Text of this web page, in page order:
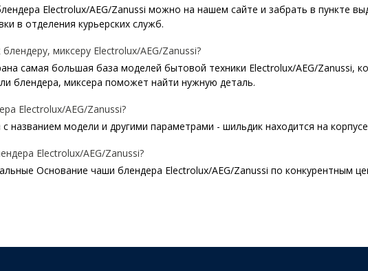
Electrolux/AEG/Zanussi можно на нашем сайте и забрать в пункте
в отделения курьерских служб.
миксеру Electrolux/AEG/Zanussi?
самая большая база моделей бытовой техники Electrolux/AEG/Zanussi,
блендера, миксера поможет найти нужную деталь.
Electrolux/AEG/Zanussi?
названием модели и другими параметрами - шильдик находится на
Electrolux/AEG/Zanussi?
Основание чаши блендера Electrolux/AEG/Zanussi по конкурентным